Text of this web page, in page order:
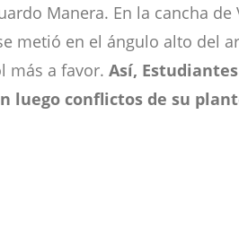
Manera. En la cancha
metió en el ángulo alto del
más a favor. Así,
luego conflictos de su